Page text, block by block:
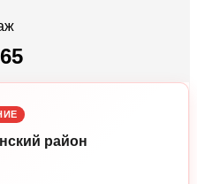
район